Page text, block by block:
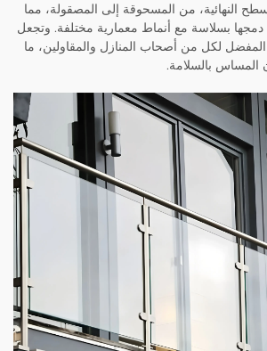
النهائية، من المسحوقة إلى المصقولة، مما
دمجها بسلاسة مع أنماط معمارية مختلفة. وتجعل
المفضل لكل من أصحاب المنازل والمقاولين، ما
المساس بالسلامة.